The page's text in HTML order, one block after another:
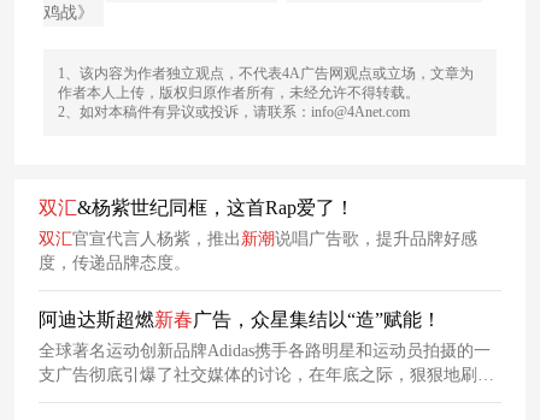
鸡战》
1、该内容为作者独立观点，不代表4A广告网观点或立场，文章为
作者本人上传，版权归原作者所有，未经允许不得转载。
2、如对本稿件有异议或投诉，请联系：info@4Anet.com
双汇&杨紫世纪同框，这首Rap爱了！
双汇官宣代言人杨紫，推出 新潮说唱广告歌，提升品牌好感
度，传递品牌态度。
阿迪达斯超燃新春广告，众星集结以“造”赋能！
全球著名运动创新品牌Adidas携手各路明星和运动员拍摄的一
支广告彻底引爆了社交媒体的讨论，在年底之际，狠狠地刷了
一波存在感。